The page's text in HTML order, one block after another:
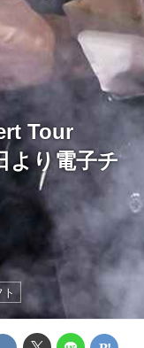
Tour
より電子チ